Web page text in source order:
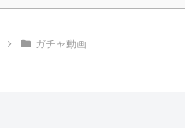
ガチャ動画